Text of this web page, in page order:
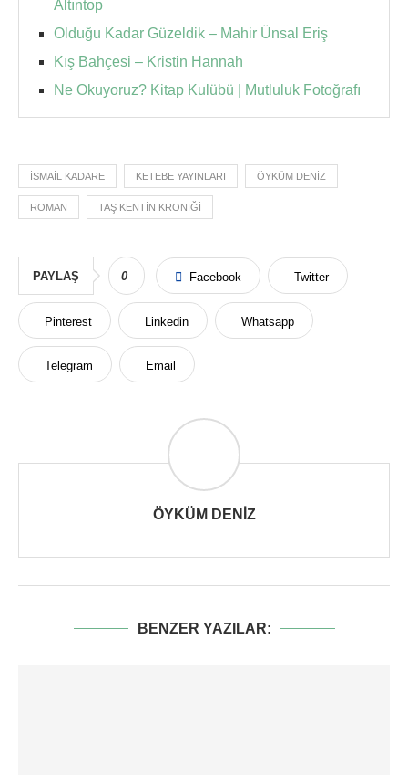
Altıntop
Olduğu Kadar Güzeldik – Mahir Ünsal Eriş
Kış Bahçesi – Kristin Hannah
Ne Okuyoruz? Kitap Kulübü | Mutluluk Fotoğrafı
İSMAIL KADARE KETEBE YAYINLARI ÖYKÜM DENIZ
ROMAN TAŞ KENTIN KRONIĞI
PAYLAŞ 0 Facebook Twitter
Pinterest Linkedin Whatsapp
Telegram Email
ÖYKÜM DENIZ
BENZER YAZILAR: